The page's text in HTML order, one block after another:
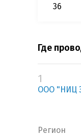
36
Где
1
ООО "НИЦ
Регион